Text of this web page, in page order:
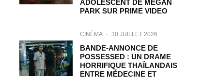
ADOLESCENT DE MEGAN
PARK SUR PRIME VIDEO
CINÉMA · 30 JUILLET 2026
BANDE-ANNONCE DE
POSSESSED : UN DRAME
HORRIFIQUE THAÏLANDAIS
ENTRE MÉDECINE ET